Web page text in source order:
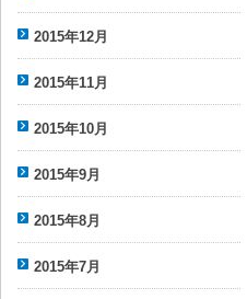
2015年12月
2015年11月
2015年10月
2015年9月
2015年8月
2015年7月